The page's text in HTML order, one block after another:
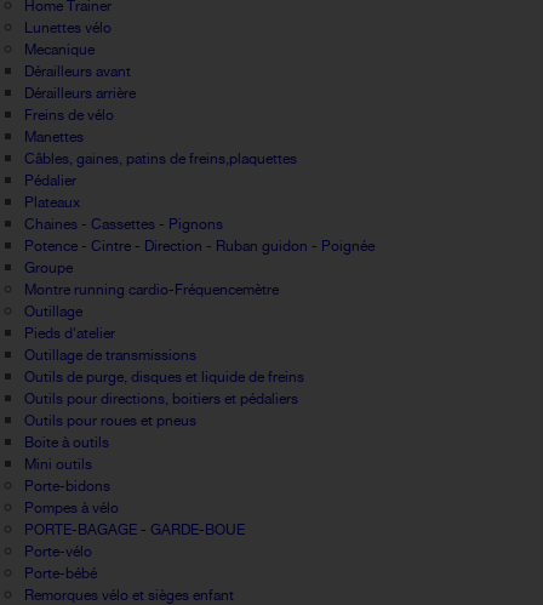
Home Trainer
Lunettes vélo
Mecanique
Dérailleurs avant
Dérailleurs arrière
Freins de vélo
Manettes
Câbles, gaines, patins de freins,plaquettes
Pédalier
Plateaux
Chaines - Cassettes - Pignons
Potence - Cintre - Direction - Ruban guidon - Poignée
Groupe
Montre running cardio-Fréquencemètre
Outillage
Pieds d'atelier
Outillage de transmissions
Outils de purge, disques et liquide de freins
Outils pour directions, boitiers et pédaliers
Outils pour roues et pneus
Boite à outils
Mini outils
Porte-bidons
Pompes à vélo
PORTE-BAGAGE - GARDE-BOUE
Porte-vélo
Porte-bébé
Remorques vélo et sièges enfant